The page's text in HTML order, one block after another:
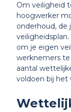
Om veiligheid
hoogwerker
onderhoud, de
om je eigen
werknemers te
aantal
voldoen bij het